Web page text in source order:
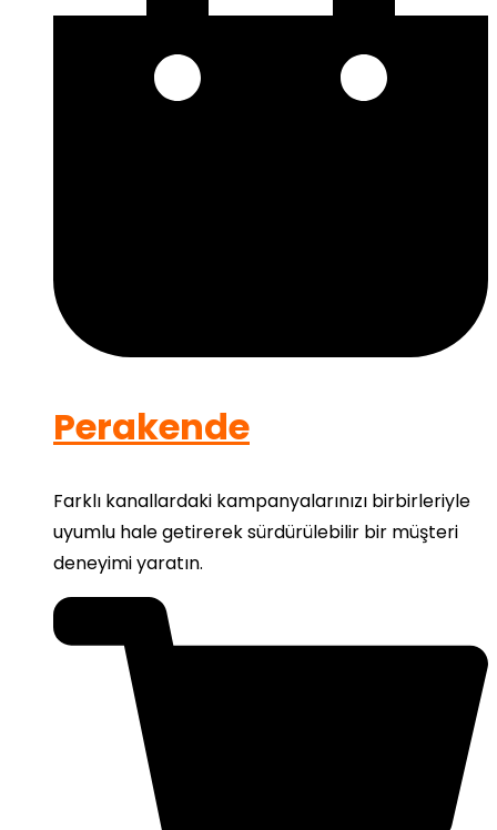
Perakende
Farklı kanallardaki kampanyalarınızı birbirleriyle
uyumlu hale getirerek sürdürülebilir bir müşteri
deneyimi yaratın.